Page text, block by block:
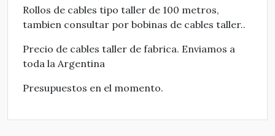
Rollos de cables tipo taller de 100 metros,
tambien consultar por bobinas de cables taller..
Precio de cables taller de fabrica. Enviamos a
toda la Argentina
Presupuestos en el momento.